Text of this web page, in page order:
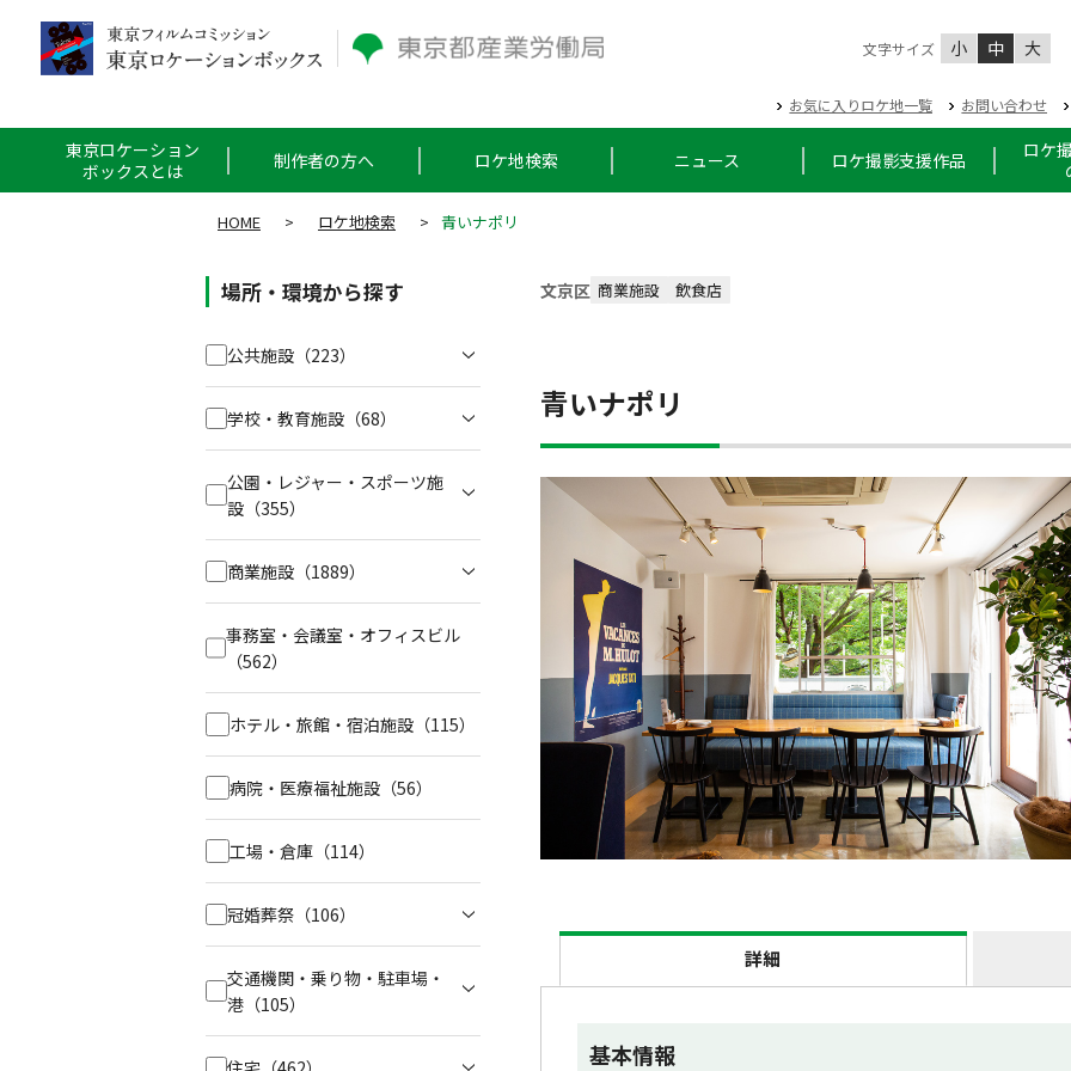
文字サイズ 小 中 大
お気に入りロケ地一覧 お問い合わせ
東京ロケーション
ボックスとは
制作者の方へ ロケ地検索 ニュース ロケ撮影支援作品
ロケ
HOME > ロケ地検索 > 青いナポリ
文京区 商業施設 飲食店
青いナポリ
詳細
基本情報
場所・環境から探す
公共施設 （223）
学校・教育施設 （68）
公園・レジャー・スポーツ施
設 （355）
商業施設 （1889）
事務室・会議室・オフィスビル
（562）
ホテル・旅館・宿泊施設 （115）
病院・医療福祉施設 （56）
工場・倉庫 （114）
冠婚葬祭 （106）
交通機関・乗り物・駐車場・
港 （105）